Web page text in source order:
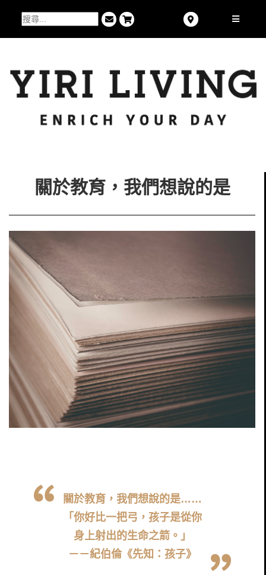
關於教育，我們想說的是
關於教育，我們想說的是……
「你好比一把弓，孩子是從你
身上射出的生命之箭。」
－－紀伯倫《先知：孩子》